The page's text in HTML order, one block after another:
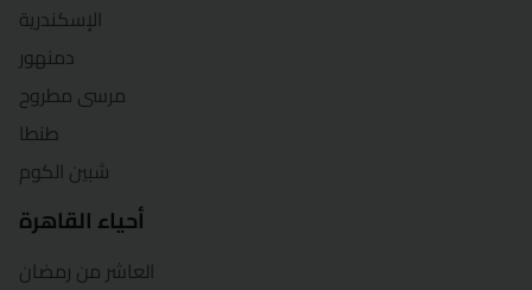
الإسكندرية
دمنهور
مرسى مطروح
طنطا
شبين الكوم
أحياء القاهرة
العاشر من رمضان